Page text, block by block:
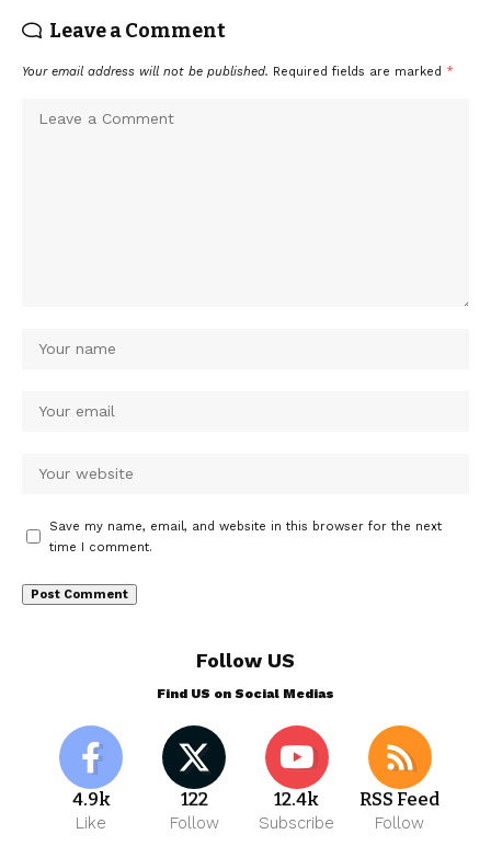
Leave a Comment
Your email address will not be published. Required fields are marked *
Save my name, email, and website in this browser for the next
time I comment.
Follow US
Find US on Social Medias
4.9k
Like
122
Follow
12.4k
Subscribe
RSS Feed
Follow